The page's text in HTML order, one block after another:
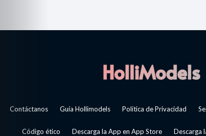
Guía
Contáctanos Guía Hollimodels Política de Privacidad
Código ético Descarga la App en App Store Descarga